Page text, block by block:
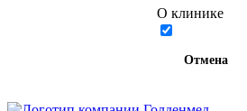
О клинике
Отмена